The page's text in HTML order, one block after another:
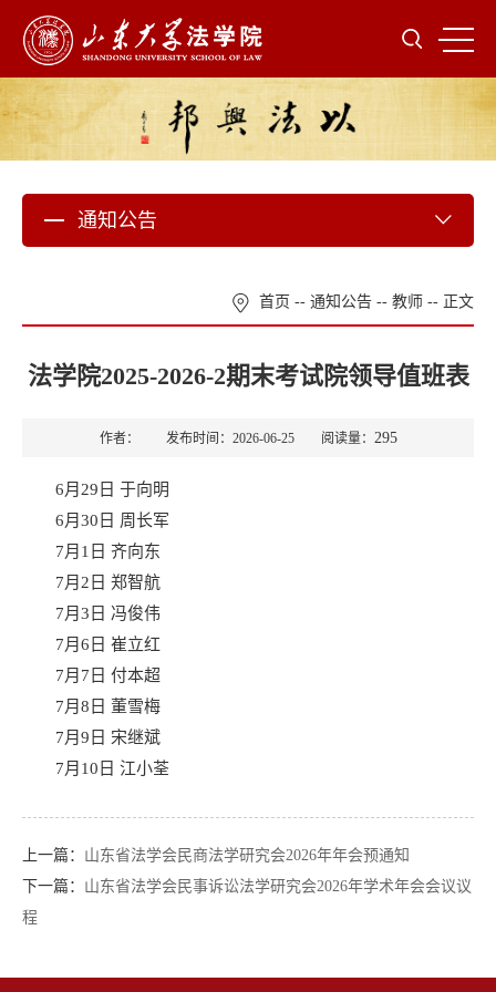
通知公告
首页 -- 通知公告 -- 教师 -- 正文
法学院2025-2026-2期末考试院领导值班表
作者： 发布时间：2026-06-25 阅读量： 295
6月29日 于向明
6月30日 周长军
7月1日 齐向东
7月2日 郑智航
7月3日 冯俊伟
7月6日 崔立红
7月7日 付本超
7月8日 董雪梅
7月9日 宋继斌
7月10日 江小荃
上一篇： 山东省法学会民商法学研究会2026年年会预通知
下一篇： 山东省法学会民事诉讼法学研究会2026年学术年会会议议
程